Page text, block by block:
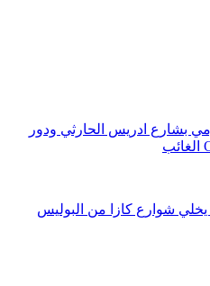
بشارع ادريس الحارثي ودور
شوارع كازا من البوليس